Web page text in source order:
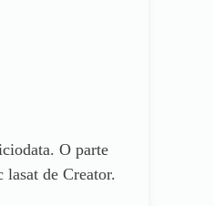
O parte
de Creator.